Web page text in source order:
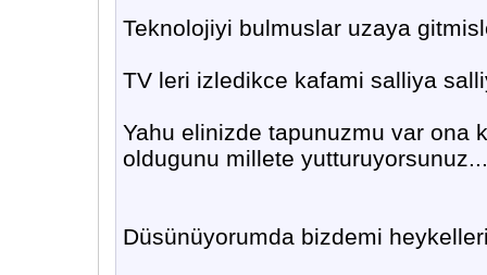
Teknolojiyi bulmuslar uzaya
TV leri izledikce kafami salliya
Yahu elinizde tapunuzmu var ona
oldugunu millete
Düsünüyorumda bizdemi